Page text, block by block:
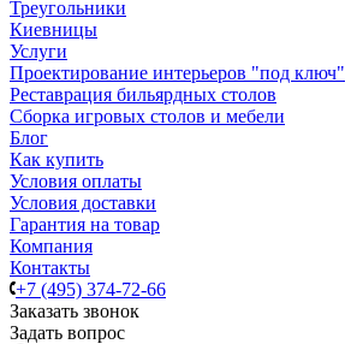
Треугольники
Киевницы
Услуги
Проектирование интерьеров "под ключ"
Реставрация бильярдных столов
Сборка игровых столов и мебели
Блог
Как купить
Условия оплаты
Условия доставки
Гарантия на товар
Компания
Контакты
+7 (495) 374-72-66
Заказать звонок
Задать вопрос